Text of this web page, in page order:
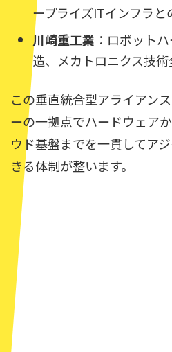
ープライズITインフラと
川崎重工業 ：ロボット
造、メカトロニクス技
この垂直統合型アライアン
ーの一拠点でハードウェア
ウド基盤までを一貫してア
きる体制が整います。